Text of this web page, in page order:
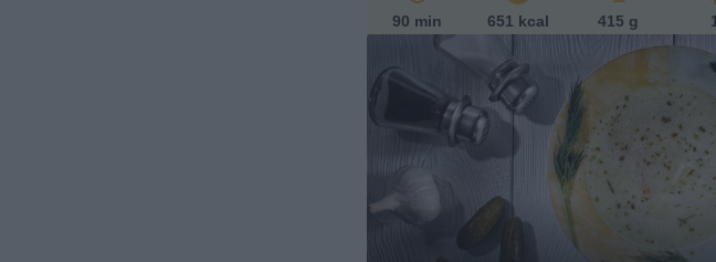
90 min 651 kcal 415 g